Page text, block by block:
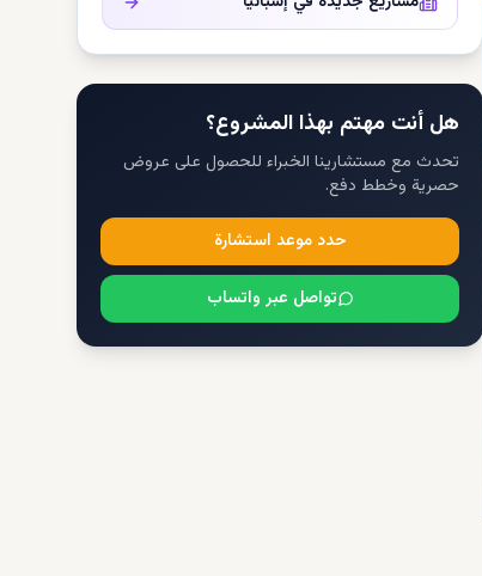
هل أنت مهتم بهذا المشروع؟
تحدث مع مستشارينا الخبراء للحصول على عروض
حصرية وخطط دفع.
حدد موعد استشارة
تواصل عبر واتساب